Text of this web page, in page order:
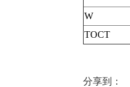
W
TOCT
分享到：